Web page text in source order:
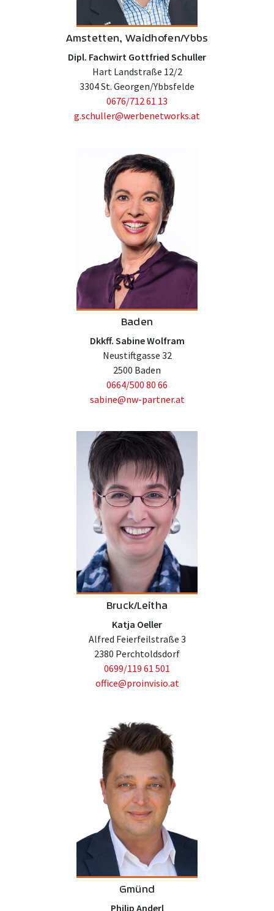
Amstetten, Waidhofen/Ybbs
Dipl. Fachwirt Gottfried Schuller
Hart Landstraße 12/2
3304 St. Georgen/Ybbsfelde
0676/712 61 13
g.schuller@werbenetworks.at
Baden
Dkkff. Sabine Wolfram
Neustiftgasse 32
2500 Baden
0664/500 80 66
sabine@nw-partner.at
Bruck/Leitha
Katja Oeller
Alfred Feierfeilstraße 3
2380 Perchtoldsdorf
0699/119 61 501
office@proinvisio.at
Gmünd
Philip Anderl